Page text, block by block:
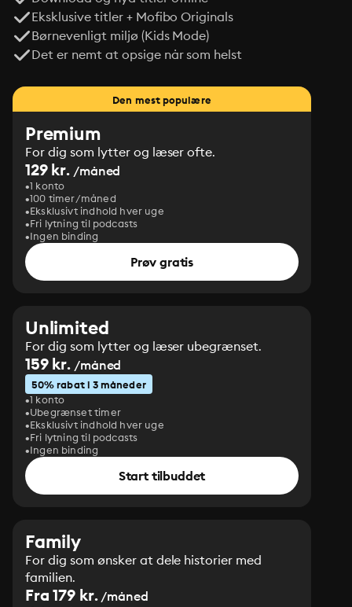
Eksklusive titler + Mofibo Originals
Børnevenligt miljø (Kids Mode)
Det er nemt at opsige når som helst
Den mest populære
Premium
For dig som lytter og læser ofte.
129 kr. /måned
1 konto
100 timer/måned
Eksklusivt indhold hver uge
Fri lytning til podcasts
Ingen binding
Prøv gratis
Unlimited
For dig som lytter og læser ubegrænset.
159 kr. /måned
50% rabat i 3 måneder
1 konto
Ubegrænset timer
Eksklusivt indhold hver uge
Fri lytning til podcasts
Ingen binding
Start tilbuddet
Family
For dig som ønsker at dele historier med
familien.
Fra 179 kr./måned